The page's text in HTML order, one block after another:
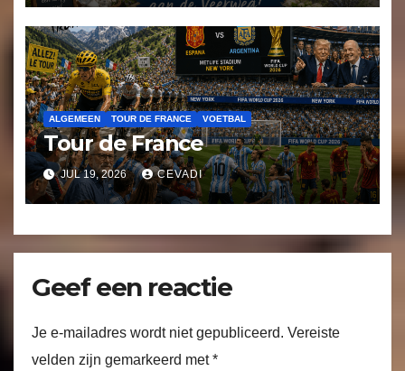
ALGEMEEN TOUR DE FRANCE VOETBAL
Tour de France
JUL 19, 2026 CEVADI
Geef een reactie
Je e-mailadres wordt niet gepubliceerd. Vereiste
velden zijn gemarkeerd met*